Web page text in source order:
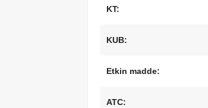
KT:
KUB:
Etkin madde:
ATC: